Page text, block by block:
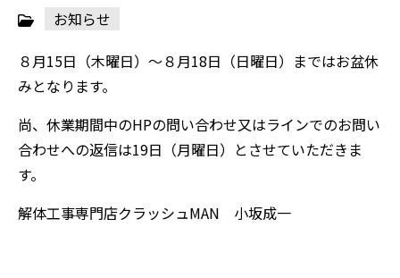
お知らせ
８月15日（木曜日）～８月18日（日曜日）まではお盆休
みとなります。
尚、休業期間中のHPの問い合わせ又はラインでのお問い
合わせへの返信は19日（月曜日）とさせていただきま
す。
解体工事専門店クラッシュMAN 小坂成一